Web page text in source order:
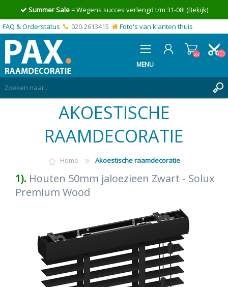
Summer Sale= Wegens succes verlengd t/m 31-08! (Bekijk)
FAQ & Orderstatus
020-2613415 Foto's van klanten thuis
MENU
(0)
(0)
AKOESTISCHE
RAAMDECORATIE
Home Akoestische raamdecoratie
1). Houten 50mm jaloezieen Zwart - Solux
Premium Wood